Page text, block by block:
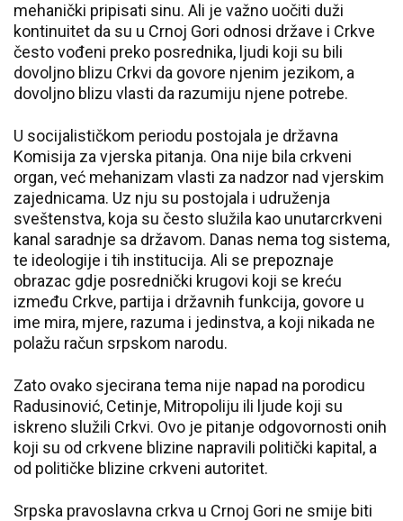
mehanički pripisati sinu. Ali je važno uočiti duži
kontinuitet da su u Crnoj Gori odnosi države i Crkve
često vođeni preko posrednika, ljudi koji su bili
dovoljno blizu Crkvi da govore njenim jezikom, a
dovoljno blizu vlasti da razumiju njene potrebe.
U socijalističkom periodu postojala je državna
Komisija za vjerska pitanja. Ona nije bila crkveni
organ, već mehanizam vlasti za nadzor nad vjerskim
zajednicama. Uz nju su postojala i udruženja
sveštenstva, koja su često služila kao unutarcrkveni
kanal saradnje sa državom. Danas nema tog sistema,
te ideologije i tih institucija. Ali se prepoznaje
obrazac gdje posrednički krugovi koji se kreću
između Crkve, partija i državnih funkcija, govore u
ime mira, mjere, razuma i jedinstva, a koji nikada ne
polažu račun srpskom narodu.
Zato ovako sjecirana tema nije napad na porodicu
Radusinović, Cetinje, Mitropoliju ili ljude koji su
iskreno služili Crkvi. Ovo je pitanje odgovornosti onih
koji su od crkvene blizine napravili politički kapital, a
od političke blizine crkveni autoritet.
Srpska pravoslavna crkva u Crnoj Gori ne smije biti